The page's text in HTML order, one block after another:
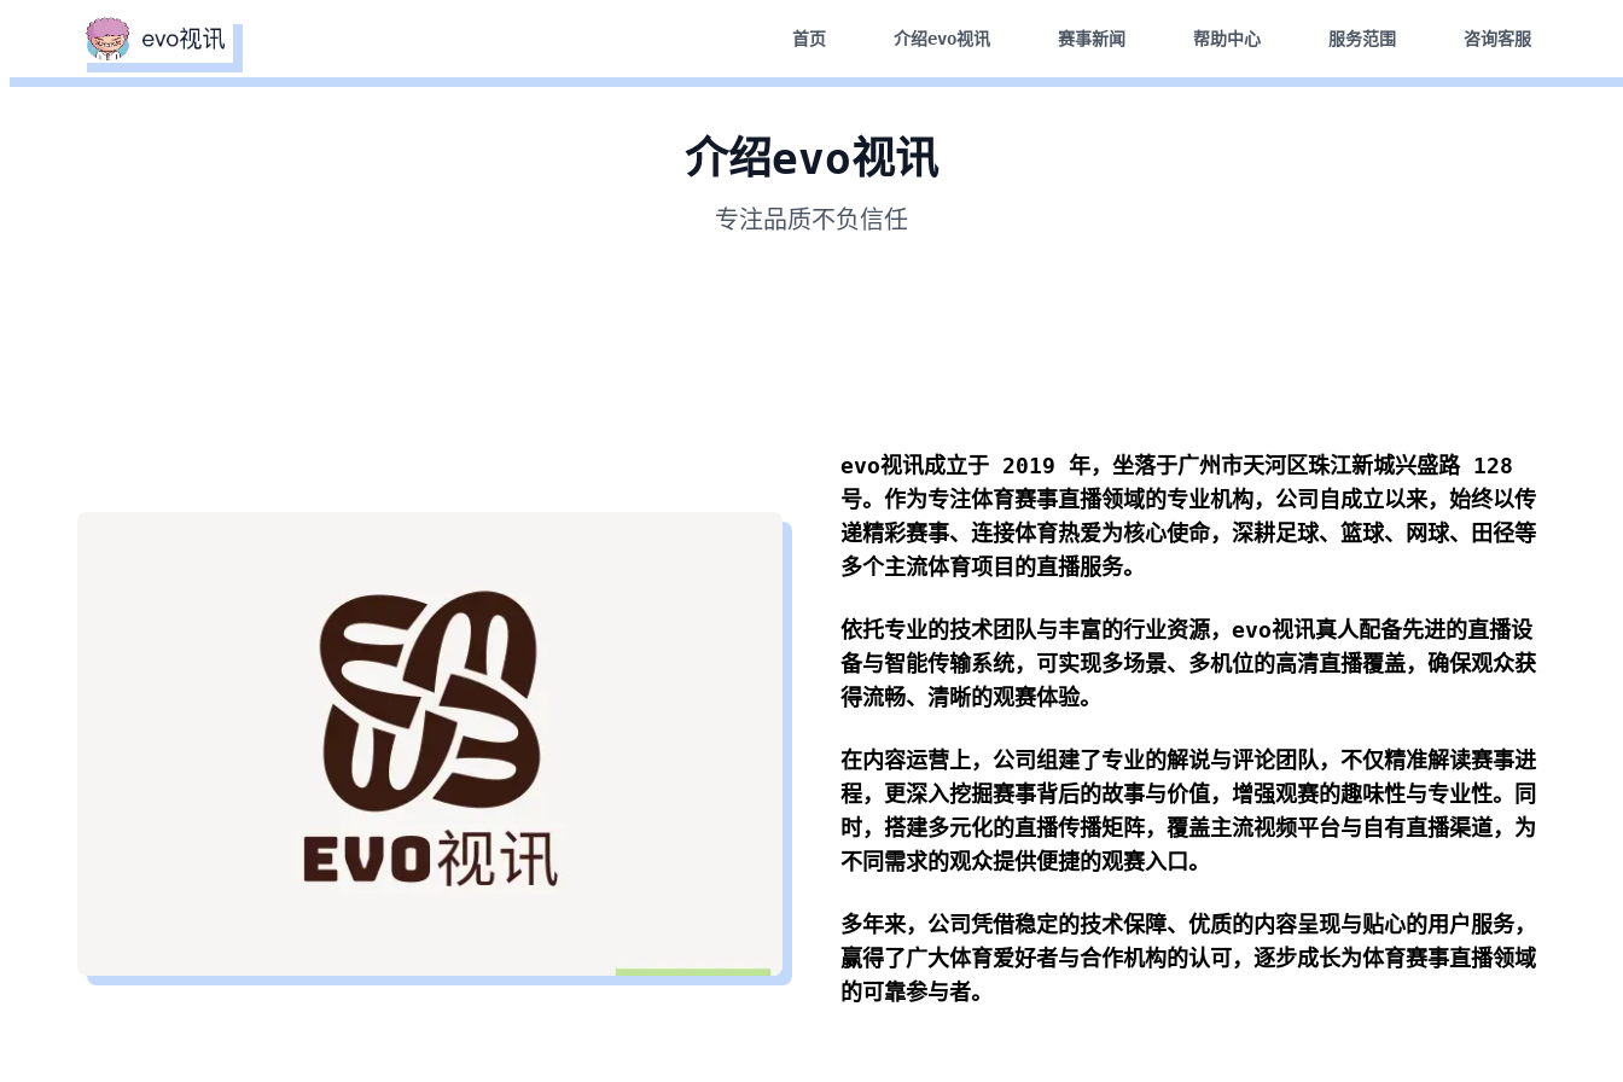
首页 介绍evo视讯 赛事新闻 帮助中心 服务范围 咨询客服
介绍evo视讯
专注品质不负信任
evo视讯成立于 2019 年，坐落于广州市天河区珠江新城兴盛路 128
号。作为专注体育赛事直播领域的专业机构，公司自成立以来，始终以传
递精彩赛事、连接体育热爱为核心使命，深耕足球、篮球、网球、田径等
多个主流体育项目的直播服务。
依托专业的技术团队与丰富的行业资源， evo视讯真人配备先进的直播设
备与智能传输系统，可实现多场景、多机位的高清直播覆盖，确保观众获
得流畅、清晰的观赛体验。
在内容运营上，公司组建了专业的解说与评论团队，不仅精准解读赛事进
程，更深入挖掘赛事背后的故事与价值，增强观赛的趣味性与专业性。同
时，搭建多元化的直播传播矩阵，覆盖主流视频平台与自有直播渠道，为
不同需求的观众提供便捷的观赛入口。
多年来，公司凭借稳定的技术保障、优质的内容呈现与贴心的用户服务，
赢得了广大体育爱好者与合作机构的认可，逐步成长为体育赛事直播领域
的可靠参与者。